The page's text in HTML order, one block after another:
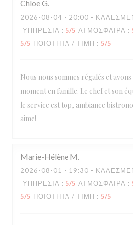
ChloeG
2026-08-04 - 20:00 -
ΥΠΗΡΕΣΊΑ : 5/5 ΑΤΜΌΣΦΑΙΡΑ :
5/5 ΠΟΙΌΤΗΤΑ / ΤΙΜΉ : 5/5
Nous nous sommes régalés et
moment en famille. Le chef et son
le service est top, ambiance
aime!
Marie-Hélène M
2026-08-01 - 19:30 -
ΥΠΗΡΕΣΊΑ : 5/5 ΑΤΜΌΣΦΑΙΡΑ :
5/5 ΠΟΙΌΤΗΤΑ / ΤΙΜΉ : 5/5